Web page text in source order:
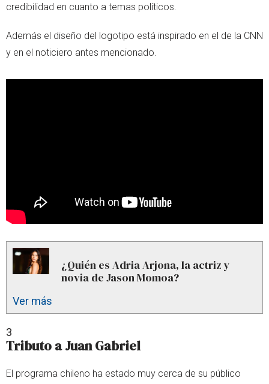
credibilidad en cuanto a temas políticos.
Además el diseño del logotipo está inspirado en el de la CNN
y en el noticiero antes mencionado.
¿Quién es Adria Arjona, la actriz y
novia de Jason Momoa?
Ver más
3
Tributo a Juan Gabriel
El programa chileno ha estado muy cerca de su público